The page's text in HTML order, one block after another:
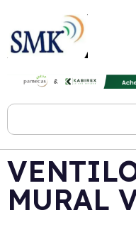
MURAL